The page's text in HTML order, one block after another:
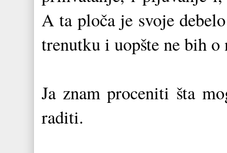
A ta ploča je svoje
trenutku i uopšte ne bih
Ja znam proceniti šta
raditi.